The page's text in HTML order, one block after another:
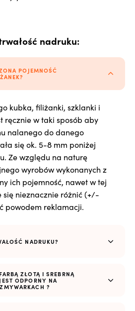
nadruku:
POJEMNOŚĆ
kubka, filiżanki, szklanki i
ręcznie w taki sposób aby
nalanego do danego
się ok. 5-8 mm poniżej
Ze względu na naturę
wyrobów wykonanych z
ich pojemność, nawet w tej
się nieznacznie różnić (+/-
powodem reklamacji.
NADRUKU?
ZŁOTĄ I SREBRNĄ
ODPORNY NA
?